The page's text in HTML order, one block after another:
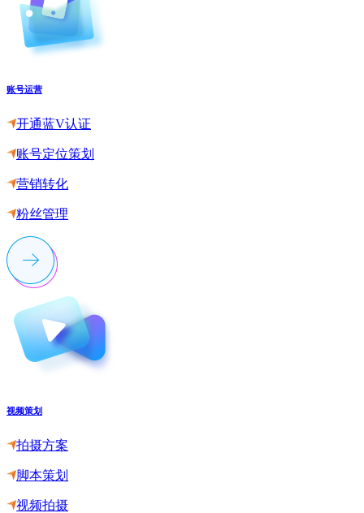
账号运营
开通蓝V认证
账号定位策划
营销转化
粉丝管理
视频策划
拍摄方案
脚本策划
视频拍摄